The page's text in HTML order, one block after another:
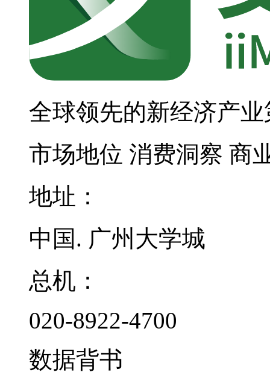
全球领先的新经济产
市场地位 消费洞察 商
地址：
中国. 广州大学城
总机：
020-8922-4700
数据背书